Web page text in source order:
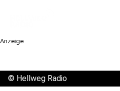
Anzeige
© Hellweg Radio